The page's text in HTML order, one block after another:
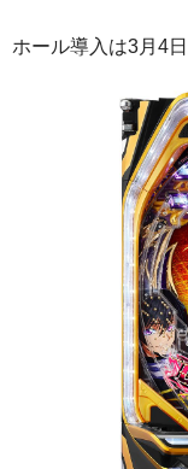
ホール導入は3月4